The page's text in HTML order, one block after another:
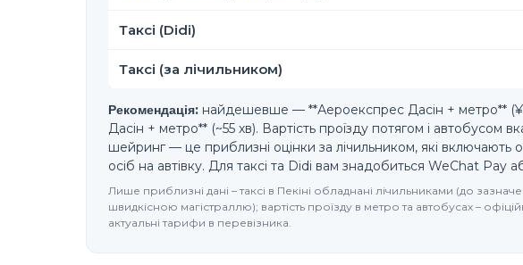
Таксі (Didi)
Таксі (за лічильником)
Рекомендація: найдешевше — **Аероекспрес Дасін + метро**
Дасін + метро** (~55 хв). Вартість проїзду потягом і автобусом
шейринг — це приблизні оцінки за лічильником, які включають
осіб на автівку. Для таксі та Didi вам знадобиться WeChat Pay
Лише приблизні дані – таксі в Пекіні обладнані лічильниками (до
швидкісною магістраллю); вартість проїзду в метро та автобусах –
актуальні тарифи в перевізника.